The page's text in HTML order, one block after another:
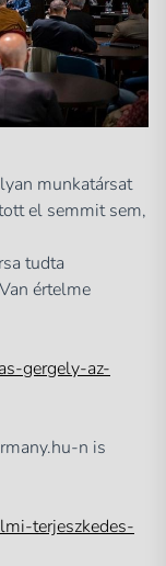
munkatársat
el semmit sem,
tudta
értelme
gergely-az-
n is
terjeszkedes-